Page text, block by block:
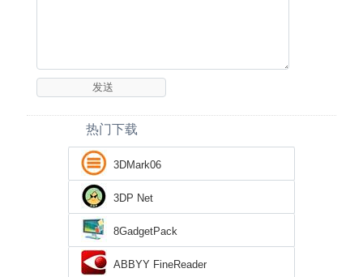
热门下载
3DMark06
3DP Net
8GadgetPack
ABBYY FineReader